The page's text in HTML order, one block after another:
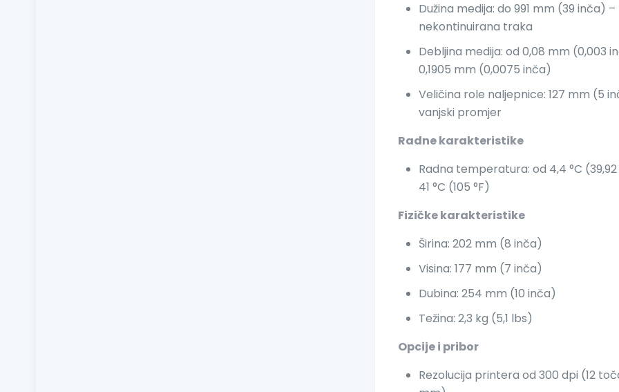
Dužina medija: do 991 mm (39 inča) –
nekontinuirana traka
Debljina medija: od 0,08 mm (0,003
0,1905 mm (0,0075 inča)
Veličina role naljepnice: 127 mm (5
vanjski promjer
Radne karakteristike
Radna temperatura: od 4,4 °C (39,92
41 °C (105 °F)
Fizičke karakteristike
Širina: 202 mm (8 inča)
Visina: 177 mm (7 inča)
Dubina: 254 mm (10 inča)
Težina: 2,3 kg (5,1 lbs)
Opcije i pribor
Rezolucija printera od 300 dpi (12